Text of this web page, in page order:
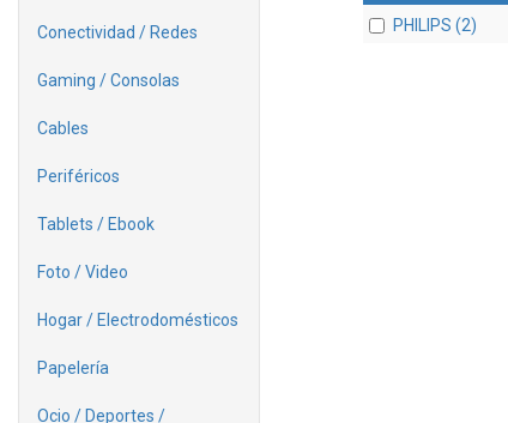
Conectividad / Redes
Gaming / Consolas
Cables
Periféricos
Tablets / Ebook
Foto / Video
Hogar / Electrodomésticos
Papelería
Ocio / Deportes /
PHILIPS (2)